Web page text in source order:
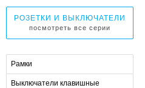
РОЗЕТКИ И ВЫКЛЮЧАТЕЛИ
посмотреть все серии
Рамки
Выключатели клавишные